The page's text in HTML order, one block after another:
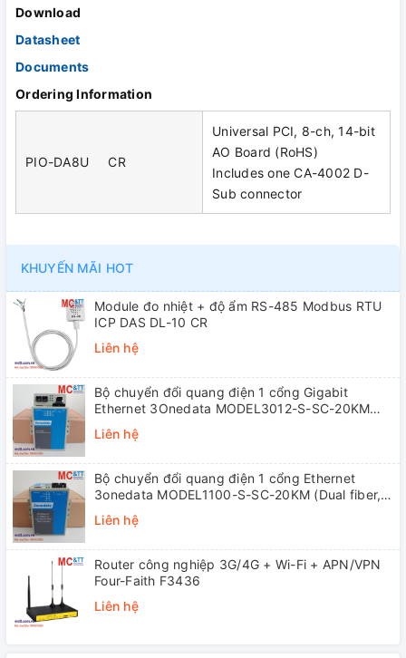
Download
Datasheet
Documents
Ordering Information
PIO-DA8U CR
Universal PCI, 8-ch, 14-bit
AO Board (RoHS)
Includes one CA-4002 D-
Sub connector
KHUYẾN MÃI HOT
Module đo nhiệt + độ ẩm RS-485 Modbus RTU
ICP DAS DL-10 CR
Liên hệ
Bộ chuyển đổi quang điện 1 cổng Gigabit
Ethernet 3Onedata MODEL3012-S-SC-20KM
Liên hệ
Bộ chuyển đổi quang điện 1 cổng Ethernet
3onedata MODEL1100-S-SC-20KM (Dual fiber,
Liên hệ
Router công nghiệp 3G/4G + Wi-Fi + APN/VPN
Four-Faith F3436
Liên hệ